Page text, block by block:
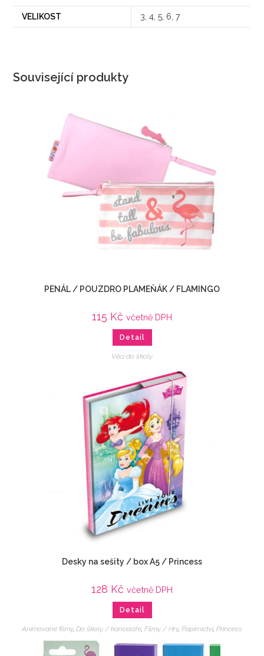
VELIKOST 3, 4, 5, 6, 7
Související produkty
PENÁL / POUZDRO PLAMEŇÁK / FLAMINGO
115 Kč včetně DPH
Detail
Věci do školy
Desky na sešity / box A5 / Princess
128 Kč včetně DPH
Detail
Animované filmy, Do školy / kanceláře, Filmy / Hry, Papírnictví, Princess